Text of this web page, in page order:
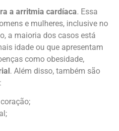
a arritmia cardíaca. Essa
e mulheres, inclusive no
a maioria dos casos está
idade ou que apresentam
como obesidade,
. Além disso, também são